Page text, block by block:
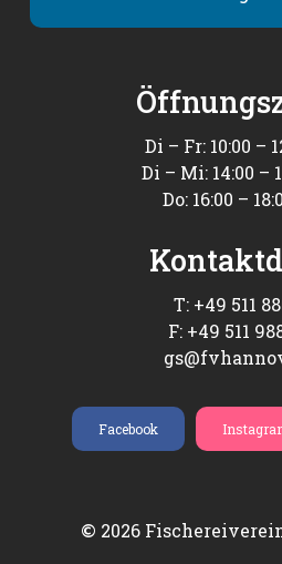
Di – Fr: 10:00 –
Di – Mi: 14:00 –
Do: 16:00 –
T: +49 511
F: +49 511
Facebook
© 2026